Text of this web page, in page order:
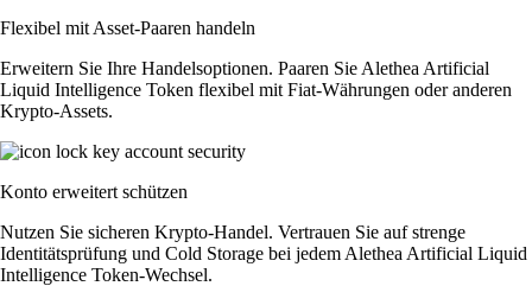
Flexibel mit Asset-Paaren handeln
Erweitern Sie Ihre Handelsoptionen. Paaren Sie Alethea Artificial
Liquid Intelligence Token flexibel mit Fiat-Währungen oder anderen
Krypto-Assets.
Konto erweitert schützen
Nutzen Sie sicheren Krypto-Handel. Vertrauen Sie auf strenge
Identitätsprüfung und Cold Storage bei jedem Alethea Artificial Liquid
Intelligence Token-Wechsel.